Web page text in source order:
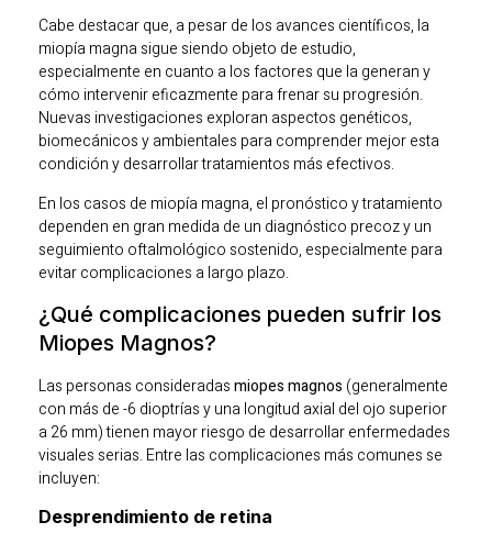
Cabe destacar que, a pesar de los avances científicos, la
miopía magna sigue siendo objeto de estudio,
especialmente en cuanto a los factores que la generan y
cómo intervenir eficazmente para frenar su progresión.
Nuevas investigaciones exploran aspectos genéticos,
biomecánicos y ambientales para comprender mejor esta
condición y desarrollar tratamientos más efectivos.
En los casos de miopía magna, el pronóstico y tratamiento
dependen en gran medida de un diagnóstico precoz y un
seguimiento oftalmológico sostenido, especialmente para
evitar complicaciones a largo plazo.
¿Qué complicaciones pueden sufrir los
Miopes Magnos?
Las personas consideradasmiopes magnos (generalmente
con más de -6 dioptrías y una longitud axial del ojo superior
a 26 mm) tienen mayor riesgo de desarrollar enfermedades
visuales serias. Entre las complicaciones más comunes se
incluyen:
Desprendimiento de retina